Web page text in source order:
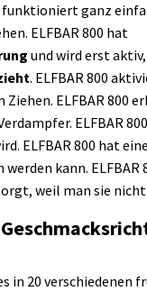
funktioniert ganz
ELFBAR 800 hat
und wird erst aktiv,
. ELFBAR 800
ELFBAR 800
ELFBAR
ELFBAR 800 hat
kann. ELFBAR
weil man sie
in 20 verschiedenen